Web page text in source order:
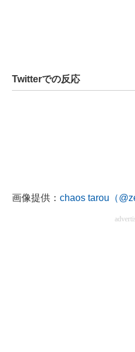
Twitterでの反応
画像提供： chaos tarou（